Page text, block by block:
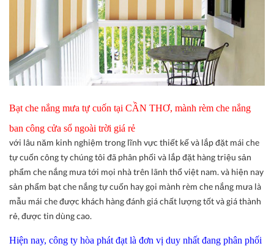
Bạt che nắng mưa tự cuốn tại CẦN THƠ, mành rèm che nắng
ban công cửa sổ ngoài trời giá rẻ
với lâu năm kinh nghiệm trong lĩnh vực thiết kế và lắp đặt mái che
tự cuốn công ty chúng tôi đã phân phối và lắp đặt hàng triệu sản
phẩm che nắng mưa tới mọi nhà trên lãnh thổ việt nam. và hiện nay
sản phẩm bạt che nắng tự cuốn hay gọi mành rèm che nắng mưa là
mẫu mái che được khách hàng đánh giá chất lượng tốt và giá thành
rẻ, được tin dùng cao.
Hiện nay, công ty hòa phát đạt là đơn vị duy nhất đang phân phối